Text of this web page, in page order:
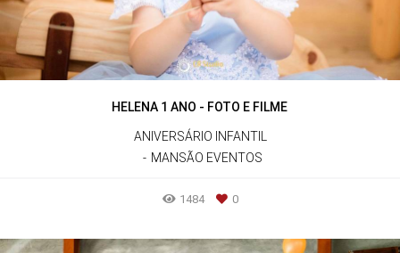
HELENA 1 ANO - FOTO E FILME
ANIVERSÁRIO INFANTIL
MANSÃO EVENTOS
1484 0